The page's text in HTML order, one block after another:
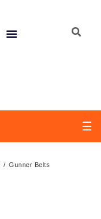
☰
/ Gunner Belts